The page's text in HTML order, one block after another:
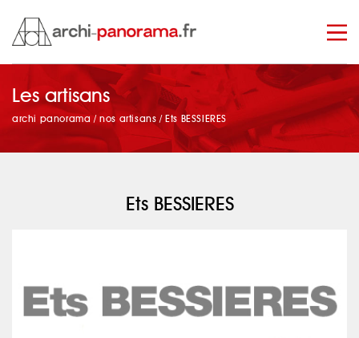
manage_search
Les artisans
archi panorama /nos artisans / Ets BESSIERES
Ets BESSIERES